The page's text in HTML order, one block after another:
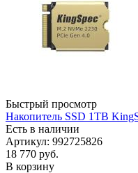
Быстрый просмотр
Накопитель SSD 1TB
Есть в наличии
Артикул: 992725826
18 770 руб.
В корзину